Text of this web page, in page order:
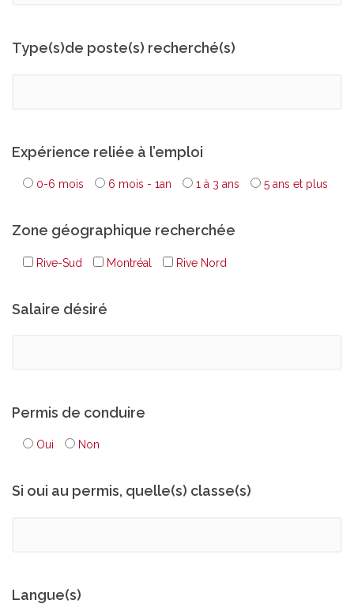
Type(s)de poste(s) recherché(s)
Expérience reliée à l’emploi
0-6 mois 6 mois - 1an 1 à 3 ans 5 ans et plus
Zone géographique recherchée
Rive-Sud Montréal Rive Nord
Salaire désiré
Permis de conduire
Oui Non
Si oui au permis, quelle(s) classe(s)
Langue(s)